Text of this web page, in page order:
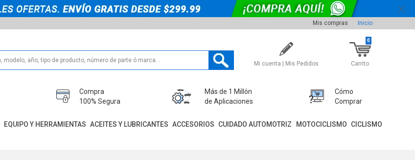
Mis compras Inicio
Mi cuenta | Mis Pedidos Carrito
0
Compra
100% Segura
Más de 1 Millón
de Aplicaciones
Cómo
Comprar
EQUIPO Y HERRAMIENTAS ACEITES Y LUBRICANTES ACCESORIOS CUIDADO AUTOMOTRIZ MOTOCICLISMO CICLISMO